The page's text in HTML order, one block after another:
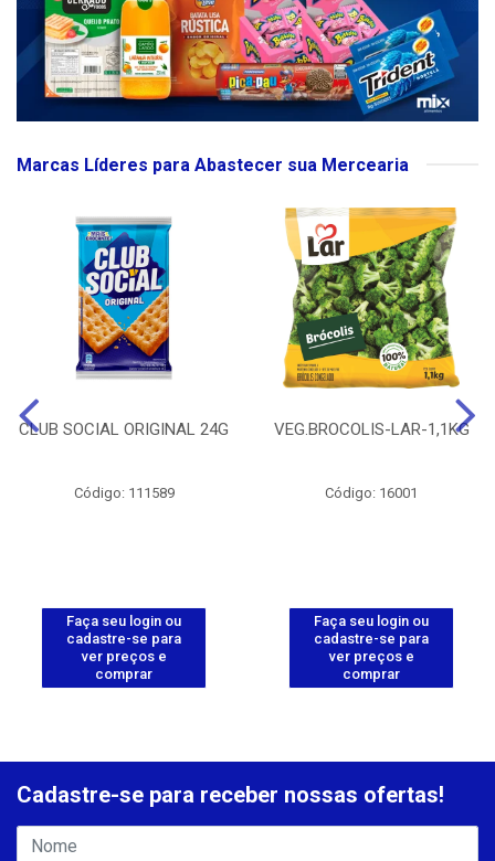
Marcas Líderes para Abastecer sua Mercearia
CLUB SOCIAL ORIGINAL 24G
Código: 111589
Faça seu login ou
cadastre-se para
ver preços e
comprar
VEG.BROCOLIS-LAR-1,1KG
Código: 16001
Faça seu login ou
cadastre-se para
ver preços e
comprar
Cadastre-se para receber nossas ofertas!